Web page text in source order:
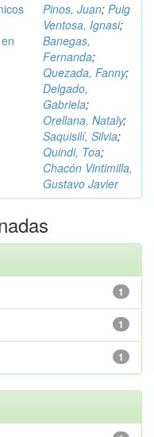
Pinos, Juan; Puig
Ventosa, Ignasi;
Banegas,
Fernanda;
Quezada, Fanny;
Delgado,
Gabriela;
Orellana, Nataly;
Saquisilí, Silvia;
Quindi, Toa;
Chacón Vintimilla,
Gustavo Javier
1
1
1